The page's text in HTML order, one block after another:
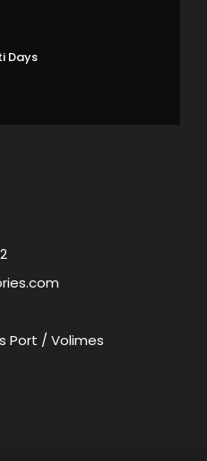
Days
Port / Volimes